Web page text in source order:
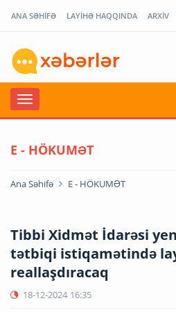
ANA SƏHİFƏ LAYİHƏ HAQQINDA ARXİV
E - HÖKUMƏT
Ana Səhifə E - HÖKUMƏT
Tibbi Xidmət İdarəsi
tətbiqi istiqamətində
reallaşdıracaq
18-12-2024 16:35